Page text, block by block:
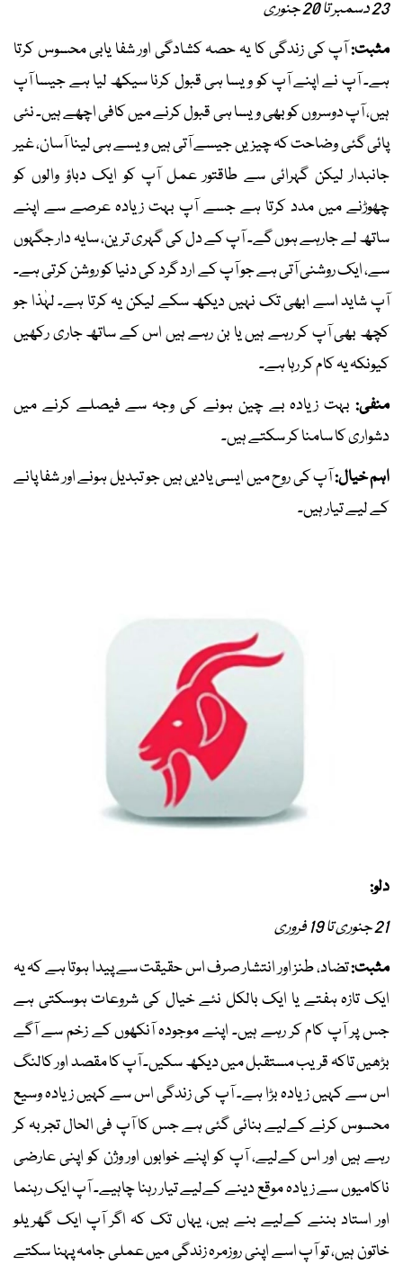
23 دسمبر تا 20 جنوری
مثبت:آپ کی زندگی کا یہ حصہ کشادگی اور شفا یابی محسوس کرتا
ہے۔ آپ نے اپنے آپ کو ویسا ہی قبول کرنا سیکھ لیا ہے جیسا آپ
ہیں، آپ دوسروں کو بھی ویسا ہی قبول کرنے میں کافی اچھے ہیں۔ نئی
پائی گئی وضاحت کہ چیزیں جیسے آتی ہیں ویسے ہی لینا آسان، غیر
جانبدار لیکن گہرائی سے طاقتور عمل آپ کو ایک دباؤ والوں کو
چھوڑنے میں مدد کرتا ہے جسے آپ بہت زیادہ عرصے سے اپنے
ساتھ لے جارہے ہوں گے۔ آپ کے دل کی گہری ترین، سایہ دار جگہوں
سے، ایک روشنی آتی ہے جو آپ کے ارد گرد کی دنیا کو روشن کرتی ہے۔
آپ شاید اسے ابھی تک نہیں دیکھ سکے لیکن یہ کرتا ہے۔ لہٰذا جو
کچھ بھی آپ کر رہے ہیں یا بن رہے ہیں اس کے ساتھ جاری رکھیں
کیونکہ یہ کام کر رہا ہے۔
منفی: بہت زیادہ بے چین ہونے کی وجہ سے فیصلے کرنے میں
دشواری کا سامنا کر سکتے ہیں۔
اہم خیال:آپ کی روح میں ایسی یادیں ہیں جو تبدیل ہونے اور شفا پانے
کے لیے تیار ہیں۔
دلو:
21 جنوری تا 19 فروری
مثبت:تضاد، طنز اور انتشار صرف اس حقیقت سے پیدا ہوتا ہے کہ یہ
ایک تازہ ہفتے یا ایک بالکل نئے خیال کی شروعات ہوسکتی ہے
جس پر آپ کام کر رہے ہیں۔ اپنے موجودہ آنکھوں کے زخم سے آگے
بڑھیں تاکہ قریب مستقبل میں دیکھ سکیں۔ آپ کا مقصد اور کالنگ
اس سے کہیں زیادہ بڑا ہے۔ آپ کی زندگی اس سے کہیں زیادہ وسیع
محسوس کرنے کےلیے بنائی گئی ہے جس کا آپ فی الحال تجربہ کر
رہے ہیں اور اس کےلیے، آپ کو اپنے خوابوں اور وژن کو اپنی عارضی
ناکامیوں سے زیادہ موقع دینے کےلیے تیار رہنا چاہیے۔ آپ ایک رہنما
اور استاد بننے کےلیے بنے ہیں، یہاں تک کہ اگر آپ ایک گھریلو
خاتون ہیں، تو آپ اسے اپنی روزمرہ زندگی میں عملی جامہ پہنا سکتے